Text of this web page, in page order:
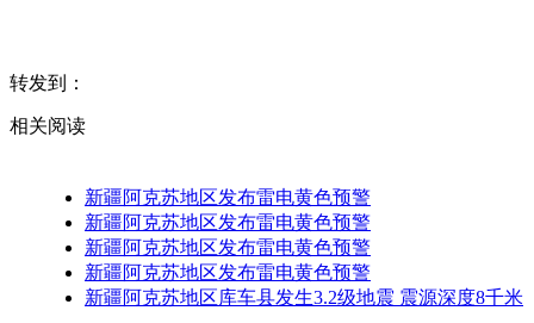
转发到：
相关阅读
新疆阿克苏地区发布雷电黄色预警
新疆阿克苏地区发布雷电黄色预警
新疆阿克苏地区发布雷电黄色预警
新疆阿克苏地区发布雷电黄色预警
新疆阿克苏地区库车县发生3.2级地震 震源深度8千米